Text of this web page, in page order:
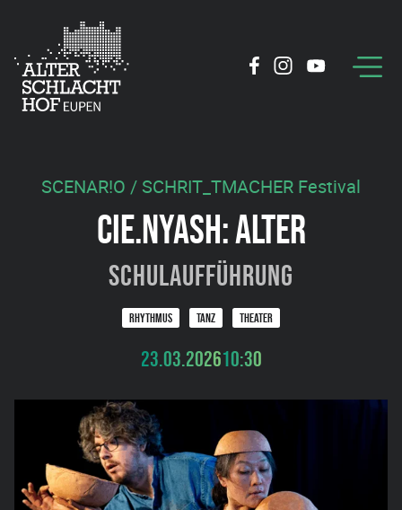
SCENAR!O / SCHRIT_TMACHER Festival
CIE.NYASH: ALTER
Schulaufführung
RHYTHMUS TANZ THEATER
23.03.202610:30